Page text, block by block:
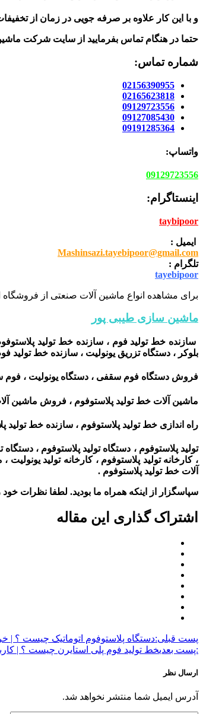
و با این کار علاوه بر صرفه جویی در زمان از
حتما در هنگام تماس بفرمایید از سایت شرکت
شماره تماس:
02156390955
02165623818
09129723556
09127085430
09191285364
واتساپ:
09129723556
اینستاگرام:
taybipoor
ایمیل :
Mashinsazi.tayebipoor@gmail.com
تلگرام :
tayebipoor
برای مشاهده انواع ماشین آلات صنعتی از
ماشین سازی طیبی پور
سازنده خط تولید فوم ، سازنده خط تولید
بلوکر ، دستگاه تزریق یونولیت ، سازنده خط تولید
فروش دستگاه فوم سقفی ، دستگاه یونولیت ، فوم
ماشین آلات خط تولید پلاستوفوم ، فروش ماشین
راه اندازی خط تولید پلاستوفوم ، سازنده خط تولید
تولید پلاستوفوم ، دستگاه تولید پلاستوفوم ،
، کارخانه تولید پلاستوفوم ، کارخانه تولید
آلات خط تولید پلاستوفوم .
سپاسگزار از اینکه همراه ما بودید. لطفا نظرات خود
اشتراک گذاری این مقاله
پست قبلی:دستگاه پلاستوفوم اتوماتیک چیست ؟ |
:پست بعدیخط تولید فوم پلی استایرن چیست ؟ |
ارسال نظر
آدرس ایمیل شما منتشر نخواهد شد.